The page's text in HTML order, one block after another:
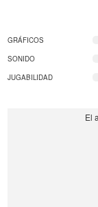
GRÁFICOS
SONIDO
JUGABILIDAD